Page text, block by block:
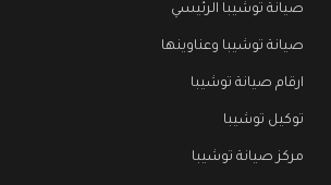
صيانة توشيبا الرئيسي
صيانة توشيبا وعناوينها
ارقام صيانة توشيبا
توكيل توشيبا
مركز صيانة توشيبا